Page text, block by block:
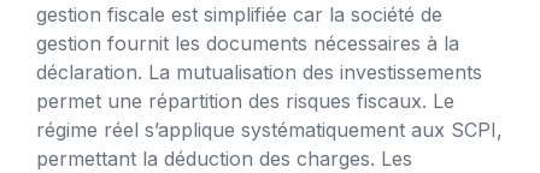
gestion fiscale est simplifiée car la société de
gestion fournit les documents nécessaires à la
déclaration. La mutualisation des investissements
permet une répartition des risques fiscaux. Le
régime réel s’applique systématiquement aux SCPI,
permettant la déduction des charges. Les